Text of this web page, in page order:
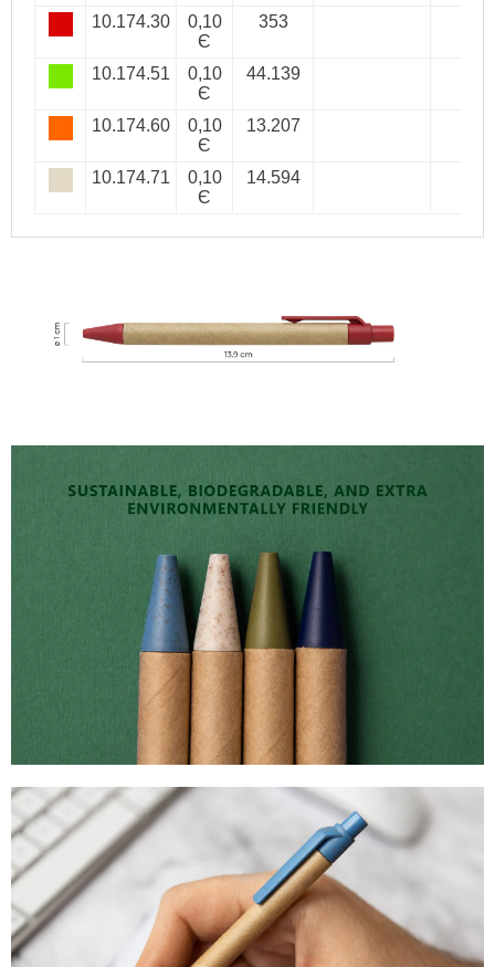
10.174.30
0,10
Є
353
10.174.51
0,10
Є
44.139
10.174.60
0,10
Є
13.207
10.174.71
0,10
Є
14.594